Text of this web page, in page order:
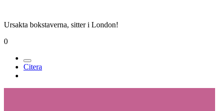
Ursakta bokstaverna, sitter i London!
0
Citera